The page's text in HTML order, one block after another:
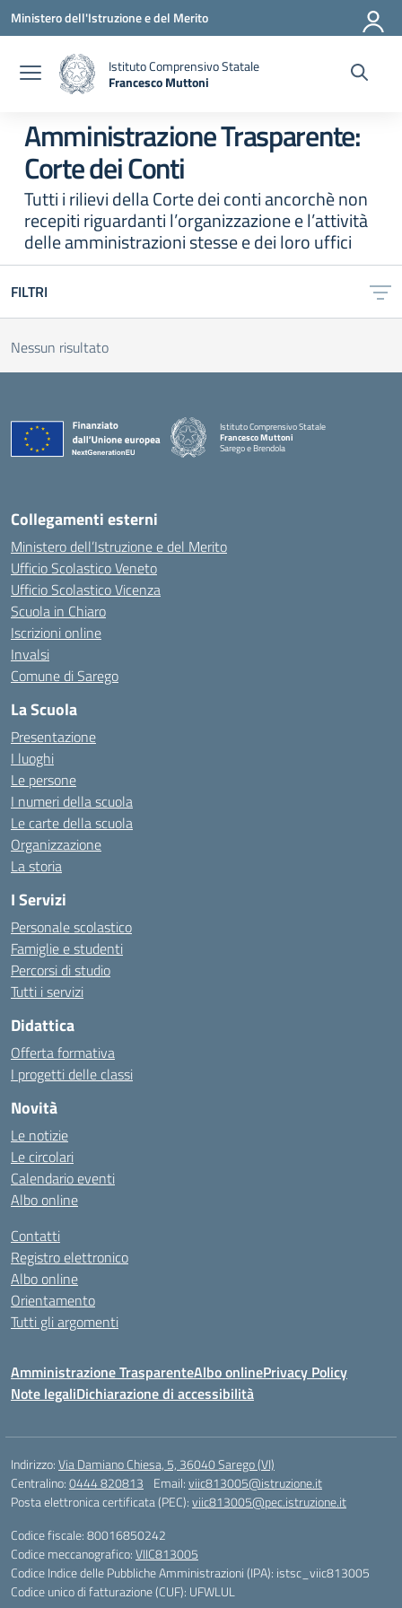
Vai ai contenuti
Vai al menu di navigazione
Vai al footer
Ministero dell'Istruzione e del Merito
Istituto Comprensivo Statale
Francesco Muttoni
Amministrazione Trasparente:
Corte dei Conti
Tutti i rilievi della Corte dei conti ancorchè non
recepiti riguardanti l’organizzazione e l’attività
delle amministrazioni stesse e dei loro uffici
FILTRI
Nessun risultato
Istituto Comprensivo Statale
Francesco Muttoni
Sarego e Brendola
— Visita la pagina iniziale della scuola
Collegamenti esterni
Ministero dell’Istruzione e del Merito
Ufficio Scolastico Veneto
Ufficio Scolastico Vicenza
Scuola in Chiaro
Iscrizioni online
Invalsi
Comune di Sarego
La Scuola
Presentazione
I luoghi
Le persone
I numeri della scuola
Le carte della scuola
Organizzazione
La storia
I Servizi
Personale scolastico
Famiglie e studenti
Percorsi di studio
Tutti i servizi
Didattica
Offerta formativa
I progetti delle classi
Novità
Le notizie
Le circolari
Calendario eventi
Albo online
Contatti
Registro elettronico
Albo online
Orientamento
Tutti gli argomenti
Amministrazione TrasparenteAlbo onlinePrivacy Policy
Note legaliDichiarazione di accessibilità
Indirizzo:Via Damiano Chiesa, 5, 36040 Sarego (VI)
Centralino:0444 820813 Email:viic813005@istruzione.it
Posta elettronica certificata (PEC):viic813005@pec.istruzione.it
Codice fiscale: 80016850242
Codice meccanografico:VIIC813005
Codice Indice delle Pubbliche Amministrazioni (IPA): istsc_viic813005
Codice unico di fatturazione (CUF): UFWLUL